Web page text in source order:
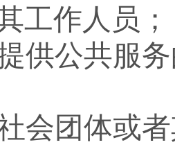
工作人员；
提供公共服
社会团体或